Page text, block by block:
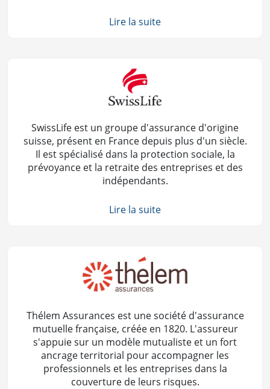
Lire la suite
SwissLife est un groupe d'assurance d'origine
suisse, présent en France depuis plus d'un siècle.
Il est spécialisé dans la protection sociale, la
prévoyance et la retraite des entreprises et des
indépendants.
Lire la suite
Thélem Assurances est une société d'assurance
mutuelle française, créée en 1820. L'assureur
s'appuie sur un modèle mutualiste et un fort
ancrage territorial pour accompagner les
professionnels et les entreprises dans la
couverture de leurs risques.